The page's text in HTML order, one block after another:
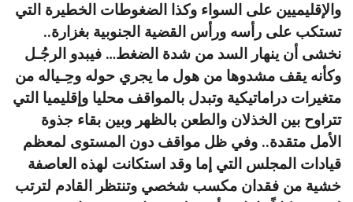
والإقليميين على السواء وكذا الضغوطات الخطيرة التي
تستكب على رأسه ورأس القضية الجنوبية بغزارة..
نخشى أن ينهار السد من شدة الضغط… فيبدو الرجُـل
وكأنه يقف مشدوها من هول ما يجري حوله وحِـياله من
متغيرات دراماتيكية وتبدل بالمواقف محليا وإقليميا التي
تتراوح بين الخذلان والطعن بالظهر وبين بقاء جذوة
الأمل متقدة.. وفي ظل مواقف دون المستوى لمعظم
قيادات المجلس التي إما وقد استكانت لهذه العاصفة
خشية من فقدان مكسب شخصي وتنتظر القادم لترتب